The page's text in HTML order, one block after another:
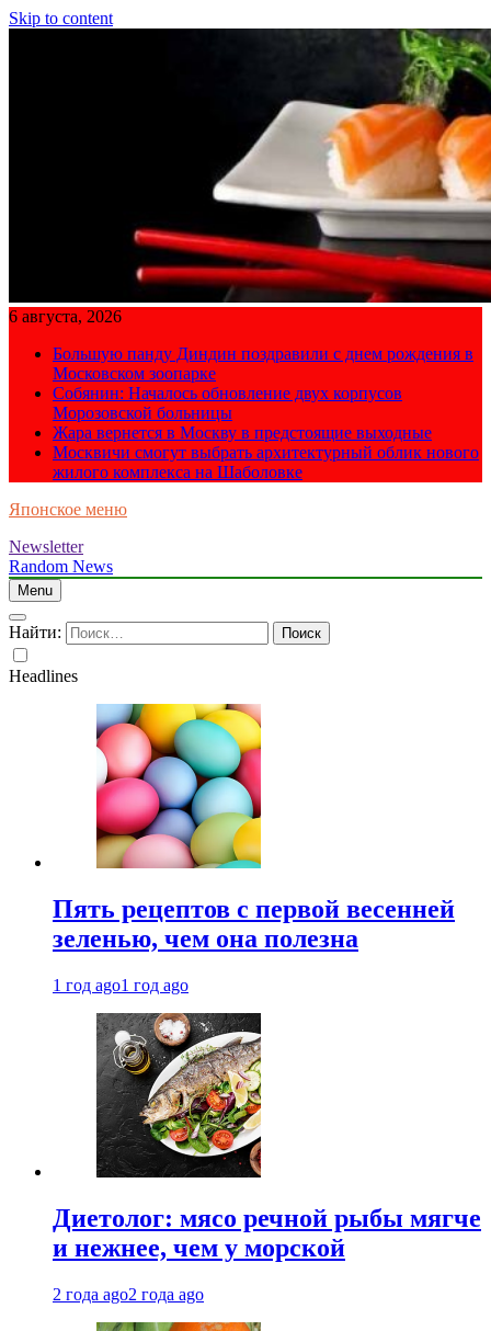
Skip to content
6 августа, 2026
Большую панду Диндин поздравили с днем рождения в
Московском зоопарке
Собянин: Началось обновление двух корпусов
Морозовской больницы
Жара вернется в Москву в предстоящие выходные
Москвичи смогут выбрать архитектурный облик нового
жилого комплекса на Шаболовке
Японское меню
Newsletter
Random News
Menu
Найти:
Headlines
Пять рецептов с первой весенней
зеленью, чем она полезна
1 год ago1 год ago
Диетолог: мясо речной рыбы мягче
и нежнее, чем у морской
2 года ago2 года ago